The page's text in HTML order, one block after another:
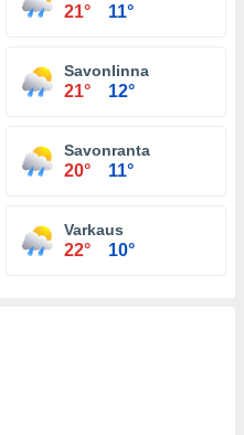
21° 11°
Savonlinna
21° 12°
Savonranta
20° 11°
Varkaus
22° 10°